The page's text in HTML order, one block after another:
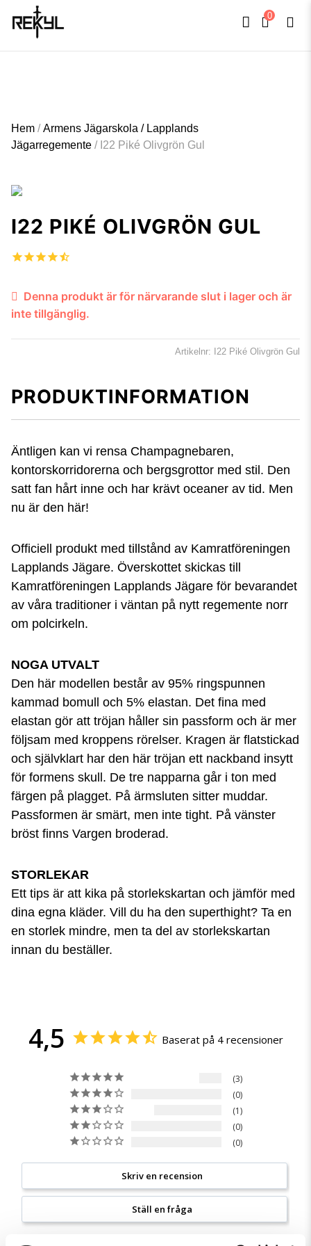
FULLT TRYCK I LEDNINGAR- MEDFÖR LÄNGRE LEVERANSTID - FRI FRAKT
0
Hem / Armens Jägarskola / Lapplands
Jägarregemente /I22 Piké Olivgrön Gul
I22 PIKÉ OLIVGRÖN GUL
Denna produkt är för närvarande slut i lager och är
inte tillgänglig.
Artikelnr: I22 Piké Olivgrön Gul
PRODUKTINFORMATION
Äntligen kan vi rensa Champagnebaren,
kontorskorridorerna och bergsgrottor med stil. Den
satt fan hårt inne och har krävt oceaner av tid. Men
nu är den här!
Officiell produkt med tillstånd av Kamratföreningen
Lapplands Jägare. Överskottet skickas till
Kamratföreningen Lapplands Jägare för bevarandet
av våra traditioner i väntan på nytt regemente norr
om polcirkeln.
NOGA UTVALT
Den här modellen består av 95% ringspunnen
kammad bomull och 5% elastan. Det fina med
elastan gör att tröjan håller sin passform och är mer
följsam med kroppens rörelser. Kragen är flatstickad
och självklart har den här tröjan ett nackband insytt
för formens skull. De tre napparna går i ton med
färgen på plagget. På ärmsluten sitter muddar.
Passformen är smärt, men inte tight. På vänster
bröst finns Vargen broderad.
STORLEKAR
Ett tips är att kika på storlekskartan och jämför med
dina egna kläder. Vill du ha den superthight? Ta en
en storlek mindre, men ta del av storlekskartan
innan du beställer.
4,5 Baserat på 4 recensioner
3
0
1
0
0
Skriv en recension
Ställ en fråga